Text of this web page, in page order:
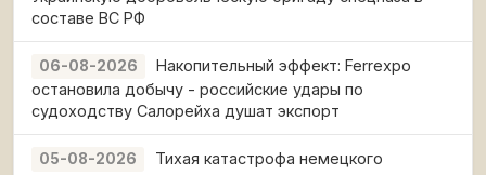
составе ВС РФ
06-08-2026
Накопительный эффект: Ferrexpo
остановила добычу - российские удары по
судоходству Салорейха душат экспорт
05-08-2026
Тихая катастрофа немецкого